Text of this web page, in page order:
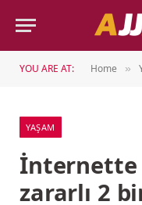
YOU ARE AT: Home »
YAŞAM
İnternette
zararlı 2